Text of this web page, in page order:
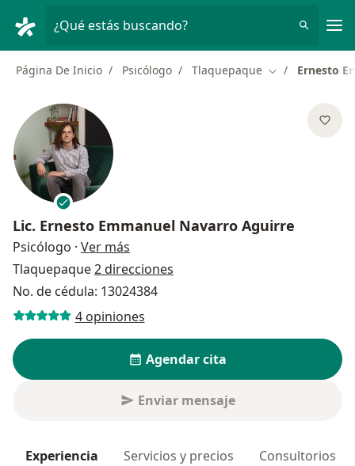
¿Qué estás buscando?
Página De Inicio Psicólogo Tlaquepaque Cambiar de
Ernesto
Lic. Ernesto Emmanuel Navarro Aguirre
Psicólogo · Ver más
Tlaquepaque2 direcciones
No. de cédula: 13024384
4 opiniones
Agendar cita
Enviar mensaje
Experiencia Servicios y precios Consultorios